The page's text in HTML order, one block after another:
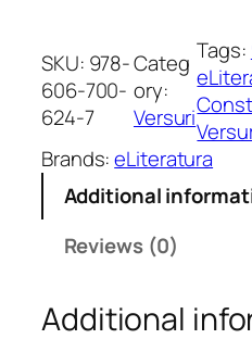
r
a
ț
e
l
â
SKU: 978-
606-700-
624-7
Categ
ory:
Versuri
Tags:
Brands:eLiteratura
Additional
Reviews (0)
Additional